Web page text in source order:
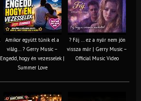
Amikor együtt tűnik el a
világ... ? Gerry Music –
Engedd, hogy én vezesselek |
Summer Love
? Fáj … ez a nyár nem jön
vissza már | Gerry Music –
Official Music Video